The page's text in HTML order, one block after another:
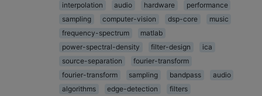
interpolation
audio hardware
performance
sampling
computer-vision dsp-core
music
frequency-spectrum
matlab
power-spectral-density
filter-design
ica
source-separation
fourier-transform
fourier-transform
sampling bandpass
audio
algorithms
edge-detection
filters